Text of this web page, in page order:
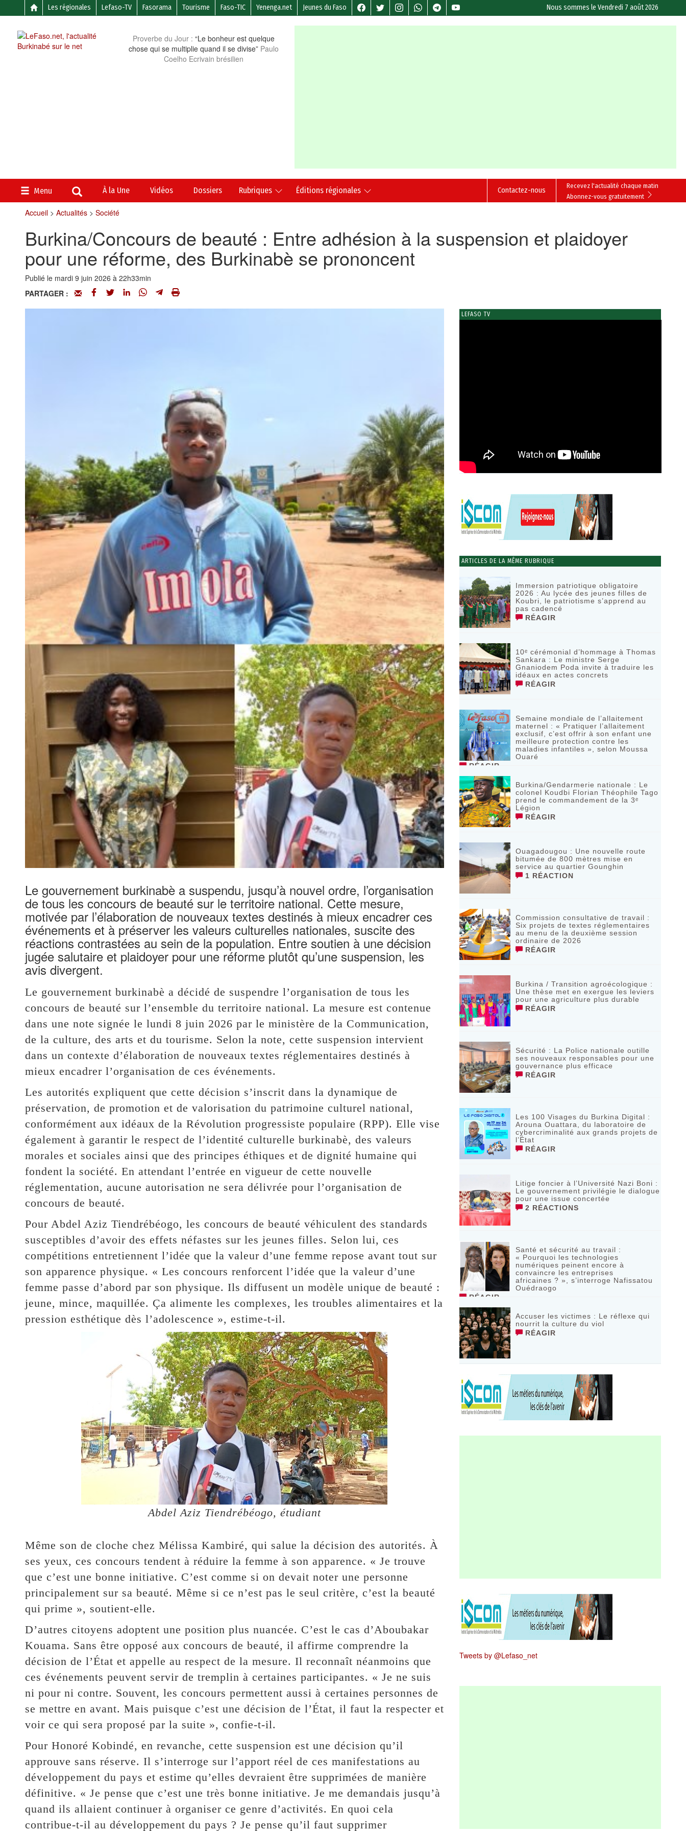
Les régionales Lefaso-TV Fasorama Tourisme Faso-TIC Yenenga.net Jeunes du Faso Nous sommes leVendredi 7 août 2026
Proverbe du Jour : “Le bonheur est quelque
chose qui se multiplie quand il se divise” Paulo
Coelho Ecrivain brésilien
Menu À la Une Vidéos Dossiers Rubriques Éditions régionales
Recevez l'actualité chaque matin
Abonnez-vous gratuitement
Contactez-nous
Accueil> Actualités> Société
Burkina/Concours de beauté : Entre adhésion à la suspension et plaidoyer
pour une réforme, des Burkinabè se prononcent
Publié le mardi 9 juin 2026 à 22h33min
PARTAGER :
Le gouvernement burkinabè a suspendu, jusqu’à nouvel ordre, l’organisation
de tous les concours de beauté sur le territoire national. Cette mesure,
motivée par l’élaboration de nouveaux textes destinés à mieux encadrer ces
événements et à préserver les valeurs culturelles nationales, suscite des
réactions contrastées au sein de la population. Entre soutien à une décision
jugée salutaire et plaidoyer pour une réforme plutôt qu’une suspension, les
avis divergent.
Le gouvernement burkinabè a décidé de suspendre l’organisation de tous les
concours de beauté sur l’ensemble du territoire national. La mesure est contenue
dans une note signée le lundi 8 juin 2026 par le ministère de la Communication,
de la culture, des arts et du tourisme. Selon la note, cette suspension intervient
dans un contexte d’élaboration de nouveaux textes réglementaires destinés à
mieux encadrer l’organisation de ces événements.
Les autorités expliquent que cette décision s’inscrit dans la dynamique de
préservation, de promotion et de valorisation du patrimoine culturel national,
conformément aux idéaux de la Révolution progressiste populaire (RPP). Elle vise
également à garantir le respect de l’identité culturelle burkinabè, des valeurs
morales et sociales ainsi que des principes éthiques et de dignité humaine qui
fondent la société. En attendant l’entrée en vigueur de cette nouvelle
réglementation, aucune autorisation ne sera délivrée pour l’organisation de
concours de beauté.
Pour Abdel Aziz Tiendrébéogo, les concours de beauté véhiculent des standards
susceptibles d’avoir des effets néfastes sur les jeunes filles. Selon lui, ces
compétitions entretiennent l’idée que la valeur d’une femme repose avant tout sur
son apparence physique. « Les concours renforcent l’idée que la valeur d’une
femme passe d’abord par son physique. Ils diffusent un modèle unique de beauté :
jeune, mince, maquillée. Ça alimente les complexes, les troubles alimentaires et la
pression esthétique dès l’adolescence », estime-t-il.
Abdel Aziz Tiendrébéogo, étudiant
Même son de cloche chez Mélissa Kambiré, qui salue la décision des autorités. À
ses yeux, ces concours tendent à réduire la femme à son apparence. « Je trouve
que c’est une bonne initiative. C’est comme si on devait noter une personne
principalement sur sa beauté. Même si ce n’est pas le seul critère, c’est la beauté
qui prime », soutient-elle.
D’autres citoyens adoptent une position plus nuancée. C’est le cas d’Aboubakar
Kouama. Sans être opposé aux concours de beauté, il affirme comprendre la
décision de l’État et appelle au respect de la mesure. Il reconnaît néanmoins que
ces événements peuvent servir de tremplin à certaines participantes. « Je ne suis
ni pour ni contre. Souvent, les concours permettent aussi à certaines personnes de
se mettre en avant. Mais puisque c’est une décision de l’État, il faut la respecter et
voir ce qui sera proposé par la suite », confie-t-il.
Pour Honoré Kobindé, en revanche, cette suspension est une décision qu’il
approuve sans réserve. Il s’interroge sur l’apport réel de ces manifestations au
développement du pays et estime qu’elles devraient être supprimées de manière
définitive. « Je pense que c’est une très bonne initiative. Je me demandais jusqu’à
quand ils allaient continuer à organiser ce genre d’activités. En quoi cela
contribue-t-il au développement du pays ? Je pense qu’il faut supprimer
LEFASO TV
ARTICLES DE LA MÊME RUBRIQUE
Immersion patriotique obligatoire
2026 : Au lycée des jeunes filles de
Koubri, le patriotisme s’apprend au
pas cadencé
RÉAGIR
10ᵉ cérémonial d’hommage à Thomas
Sankara : Le ministre Serge
Gnaniodem Poda invite à traduire les
idéaux en actes concrets
RÉAGIR
Semaine mondiale de l’allaitement
maternel : « Pratiquer l’allaitement
exclusif, c’est offrir à son enfant une
meilleure protection contre les
maladies infantiles », selon Moussa
Ouaré
RÉAGIR
Burkina/Gendarmerie nationale : Le
colonel Koudbi Florian Théophile Tago
prend le commandement de la 3ᵉ
Légion
RÉAGIR
Ouagadougou : Une nouvelle route
bitumée de 800 mètres mise en
service au quartier Gounghin
1 RÉACTION
Commission consultative de travail :
Six projets de textes réglementaires
au menu de la deuxième session
ordinaire de 2026
RÉAGIR
Burkina / Transition agroécologique :
Une thèse met en exergue les leviers
pour une agriculture plus durable
RÉAGIR
Sécurité : La Police nationale outille
ses nouveaux responsables pour une
gouvernance plus efficace
RÉAGIR
Les 100 Visages du Burkina Digital :
Arouna Ouattara, du laboratoire de
cybercriminalité aux grands projets de
l’État
RÉAGIR
Litige foncier à l’Université Nazi Boni :
Le gouvernement privilégie le dialogue
pour une issue concertée
2 RÉACTIONS
Santé et sécurité au travail :
« Pourquoi les technologies
numériques peinent encore à
convaincre les entreprises
africaines ? », s’interroge Nafissatou
Ouédraogo
RÉAGIR
Accuser les victimes : Le réflexe qui
nourrit la culture du viol
RÉAGIR
Tweets by @Lefaso_net